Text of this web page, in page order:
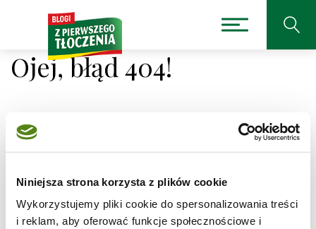
Niniejsza strona korzysta z plików cookie
Wykorzystujemy pliki cookie do spersonalizowania treści
i reklam, aby oferować funkcje społecznościowe i
Ojej, błąd 404!
Niestety nie można było
odnaleźć strony, której
szukasz.